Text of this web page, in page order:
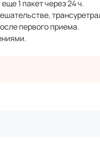
1 пакет через 24 ч.
первого приема.